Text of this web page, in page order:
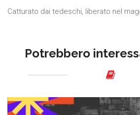
Catturato dai tedeschi, liberato nel
Potrebbero